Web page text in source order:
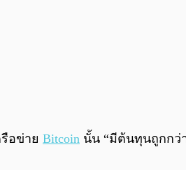
อข่าย Bitcoin นั้น “มีต้นทุนถูกกว่า